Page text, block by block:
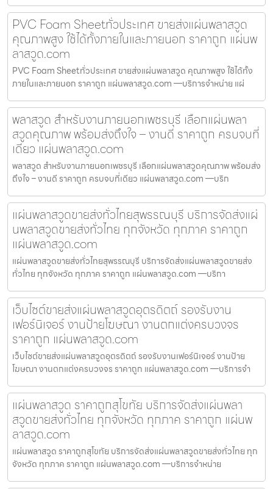
PVC Foam Sheetทั่วประเทศ ขายส่งแผ่นพลาสวูด
คุณภาพสูง ใช้ได้ทั้งภายในและภายนอก ราคาถูก แผ่นพ
ลาสวูด.com
PVC Foam Sheetทั่วประเทศ ขายส่งแผ่นพลาสวูด คุณภาพสูง ใช้ได้ทั้ง
ภายในและภายนอก ราคาถูก แผ่นพลาสวูด.com —บริการจำหน่าย แผ่
พลาสวูด สำหรับงานภายนอกเพชรบุรี เลือกแผ่นพลา
สวูดคุณภาพ พร้อมส่งถึงใจ – งานดี ราคาถูก ครบจบที่
เดียว แผ่นพลาสวูด.com
พลาสวูด สำหรับงานภายนอกเพชรบุรี เลือกแผ่นพลาสวูดคุณภาพ พร้อมส่ง
ถึงใจ – งานดี ราคาถูก ครบจบที่เดียว แผ่นพลาสวูด.com —บริก
แผ่นพลาสวูดขายส่งทั่วไทยสุพรรณบุรี บริการจัดส่งแผ่
นพลาสวูดขายส่งทั่วไทย ทุกจังหวัด ทุกภาค ราคาถูก
แผ่นพลาสวูด.com
แผ่นพลาสวูดขายส่งทั่วไทยสุพรรณบุรี บริการจัดส่งแผ่นพลาสวูดขายส่ง
ทั่วไทย ทุกจังหวัด ทุกภาค ราคาถูก แผ่นพลาสวูด.com —บริกา
เว็บไซต์ขายส่งแผ่นพลาสวูดอุตรดิตถ์ รองรับงาน
เฟอร์นิเจอร์ งานป้ายโฆษณา งานตกแต่งครบวงจร
ราคาถูก แผ่นพลาสวูด.com
เว็บไซต์ขายส่งแผ่นพลาสวูดอุตรดิตถ์ รองรับงานเฟอร์นิเจอร์ งานป้าย
โฆษณา งานตกแต่งครบวงจร ราคาถูก แผ่นพลาสวูด.com —บริการจำ
แผ่นพลาสวูด ราคาถูกสุโขทัย บริการจัดส่งแผ่นพลา
สวูดขายส่งทั่วไทย ทุกจังหวัด ทุกภาค ราคาถูก แผ่นพ
ลาสวูด.com
แผ่นพลาสวูด ราคาถูกสุโขทัย บริการจัดส่งแผ่นพลาสวูดขายส่งทั่วไทย ทุก
จังหวัด ทุกภาค ราคาถูก แผ่นพลาสวูด.com —บริการจำหน่าย